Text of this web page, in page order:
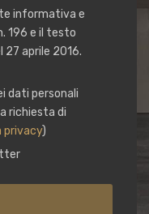
informativa e
196 e il testo
27 aprile 2016.
dati personali
richiesta di
privacy)